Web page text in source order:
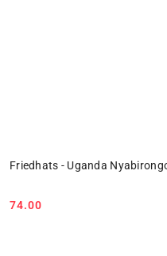
Friedhats - Uganda
Cena:
74.00